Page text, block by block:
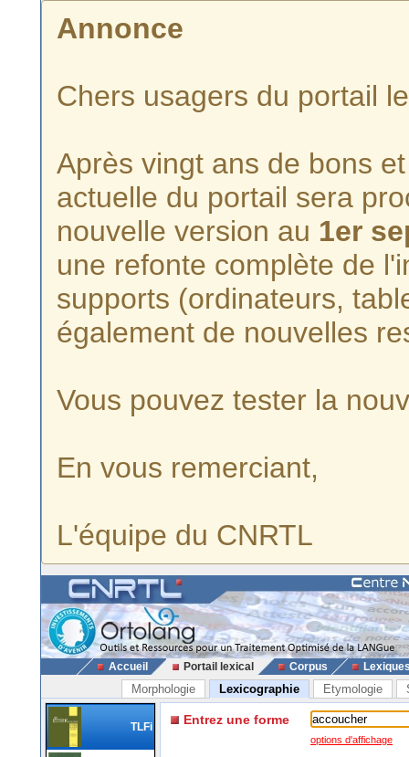
Annonce
Chers usagers du portail
Après vingt ans de bons
actuelle du portail sera
nouvelle version au 1er
une refonte complète de
supports (ordinateurs,
également de nouvelles
Vous pouvez tester la
En vous remerciant,
L'équipe du CNRTL
Accueil Portail lexical Corpus
Morphologie Lexicographie Etymologie
TLFi Entrez une forme
options d'affichage